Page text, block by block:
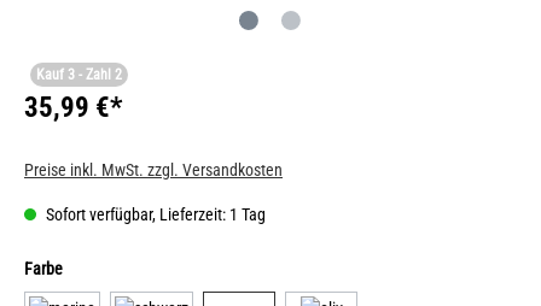
Kauf 3 - Zahl 2
35,99 €*
Preise inkl. MwSt. zzgl. Versandkosten
Sofort verfügbar, Lieferzeit: 1 Tag
Farbe